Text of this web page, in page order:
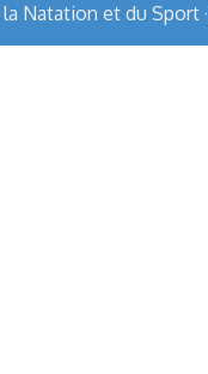
Natation et du Sport ·